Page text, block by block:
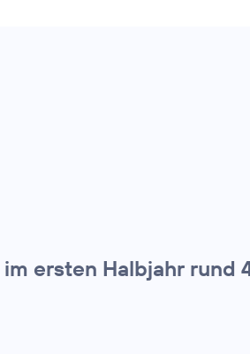
ersten Halbjahr rund